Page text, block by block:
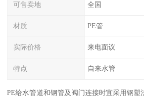
可售卖地 全国
材质 PE管
实际价格 来电面议
特点 自来水管
PE给水管道和钢管及阀门连接时宜采用钢塑